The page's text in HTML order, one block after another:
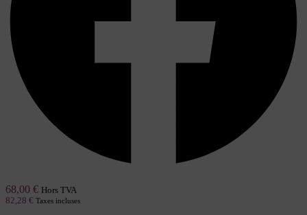
68,00 € Hors TVA
82,28 € Taxes incluses